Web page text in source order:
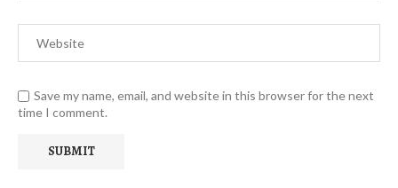
Save my name, email, and website in this browser for the next
time I comment.